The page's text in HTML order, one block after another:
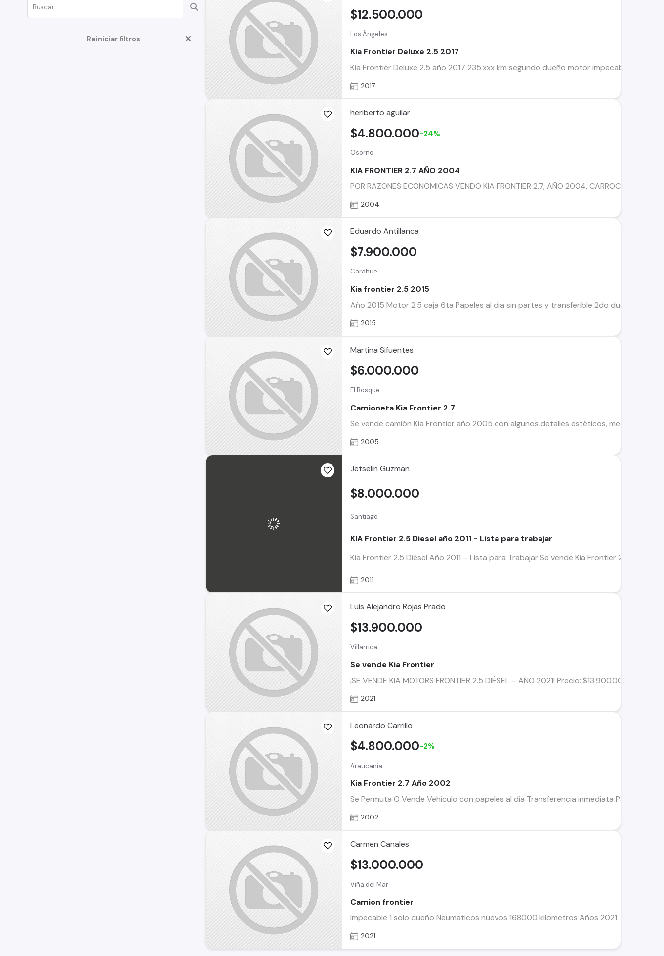
Reiniciar filtros Los Ángeles
Kia Frontier Deluxe 2.5 2017
Kia Frontier Deluxe 2.5 año 2017 235.xxx km segundo dueño motor impecable
$12.500.000
2017
heriberto aguilar
Osorno
KIA FRONTIER 2.7 AÑO 2004
POR RAZONES ECONOMICAS VENDO KIA FRONTIER 2.7, AÑO 2004, CARROCERIA
$4.800.000-24%
2004
Eduardo Antillanca
Carahue
Kia frontier 2.5 2015
Año 2015 Motor 2.5 caja 6ta Papeles al dia sin partes y transferible 2do dueño
$7.900.000
2015
Martina Sifuentes
El Bosque
Camioneta Kia Frontier 2.7
Se vende camión Kia Frontier año 2005 con algunos detalles estéticos,
$6.000.000
2005
Jetselin Guzman
Santiago
KIA Frontier 2.5 Diesel año 2011 - Lista para trabajar
Kia Frontier 2.5 Diésel Año 2011 – Lista para Trabajar Se vende Kia Frontier 2.5
$8.000.000
2011
Luis Alejandro Rojas Prado
Villarrica
Se vende Kia Frontier
¡SE VENDE KIA MOTORS FRONTIER 2.5 DIÉSEL – AÑO 2021! Precio: $13.900.000 Si
$13.900.000
2021
Leonardo Carrillo
Araucanía
Kia Frontier 2.7 Año 2002
Se Permuta O Vende Vehículo con papeles al día Transferencia inmediata Parte a la
$4.800.000-2%
2002
Carmen Canales
Viña del Mar
Camion frontier
Impecable 1 solo dueño Neumaticos nuevos 168000 kilometros Años 2021
$13.000.000
2021